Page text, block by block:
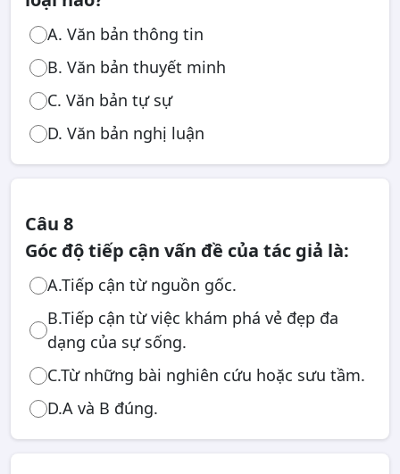
A. Văn bản thông tin
B. Văn bản thuyết minh
C. Văn bản tự sự
D. Văn bản nghị luận
Câu 8
Góc độ tiếp cận vấn đề của tác giả là:
A.Tiếp cận từ nguồn gốc.
B.Tiếp cận từ việc khám phá vẻ đẹp đa
dạng của sự sống.
C.Từ những bài nghiên cứu hoặc sưu tầm.
D.A và B đúng.